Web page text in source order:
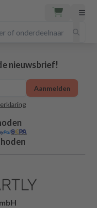
nieuwsbrief!
Aanmelden